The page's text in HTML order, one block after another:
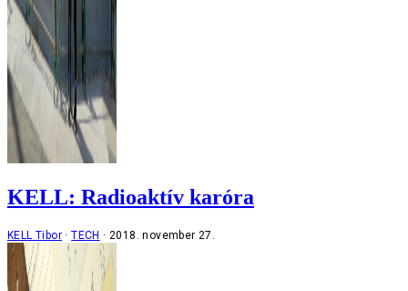
KELL: Radioaktív karóra
KELL Tibor TECH 2018. november 27.